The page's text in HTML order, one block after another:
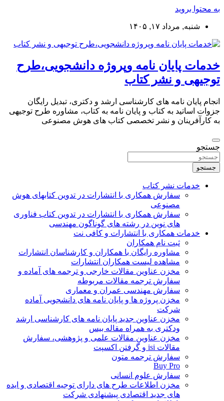
به محتوا بروید
شنبه, مرداد ۱۷, ۱۴۰۵
خدمات پایان نامه وپروژه دانشجویی،طرح
توجیهی و نشر کتاب
انجام پایان نامه های کارشناسی ارشد و دکتری، تبدیل رایگان
جزوات اساتید به کتاب و پایان نامه به کتاب، مشاوره طرح توجیهی
به کارآفرینان و نشر تخصصی کتاب های هوش مصنوعی
جستجو
جستجو
خدمات نشر کتاب
سفارش همکاری با انتشارات در تدوین کتابهای هوش
مصنوعی
سفارش همکاری با انتشارات در تدوین کتاب فناوری
های نوین در رشته های گوناگون مهندسی
خدمات همکاری با انتشارات و کافی نت
ثبت نام همکاران
مشاوره رایگان با همکاران و کارشناسان انتشارات
مشاهده لیست همکاران انتشارات
مخزن عناوین مقالات خارجی و ترجمه های آماده و
سفارش ترجمه مقالات مربوطه
سفارش مهندسی عمران و معماری
مخزن پروژه ها و پایان نامه های دانشجویی آماده
شرکت
مخزن عناوین جدید پایان نامه های کارشناسی ارشد
ودکتری به همراه مقاله بیس
مخزن عناوین مقالات علمی و پژوهشی، سفارش
مقالات isi و گرفتن اکسپت
سفارش ترجمه متون
Buy Pro
سفارش علوم انسانی
مخزن اطلاعات طرح های دارای توجیه اقتصادی و ایده
های جدید اقتصادی پیشنهادی شرکت